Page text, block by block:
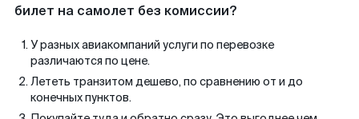
билет на самолет без комиссии?
У разных авиакомпаний услуги по перевозке
различаются по цене.
Лететь транзитом дешево, по сравнению от и до
конечных пунктов.